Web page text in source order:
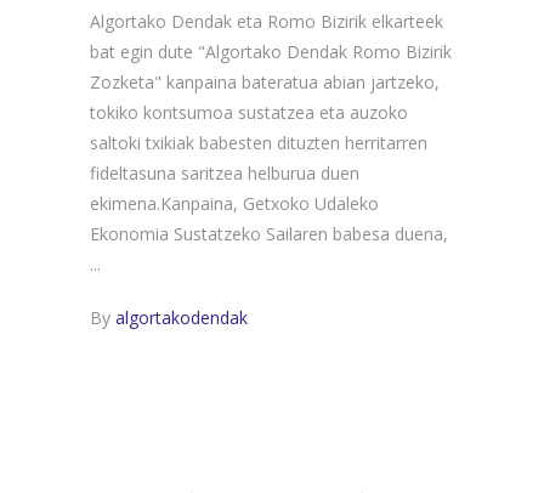
Algortako Dendak eta Romo Bizirik elkarteek
bat egin dute "Algortako Dendak Romo Bizirik
Zozketa" kanpaina bateratua abian jartzeko,
tokiko kontsumoa sustatzea eta auzoko
saltoki txikiak babesten dituzten herritarren
fideltasuna saritzea helburua duen
ekimena.Kanpaina, Getxoko Udaleko
Ekonomia Sustatzeko Sailaren babesa duena,
By algortakodendak